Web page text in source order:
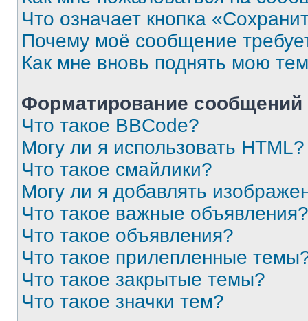
Что означает кнопка
Почему моё сообщение
Как мне вновь поднять мою
Форматирование
Что такое BBCode?
Могу ли я использовать HTML?
Что такое смайлики?
Могу ли я добавлять
Что такое важные объявления?
Что такое объявления?
Что такое прилепленные
Что такое закрытые темы?
Что такое значки тем?